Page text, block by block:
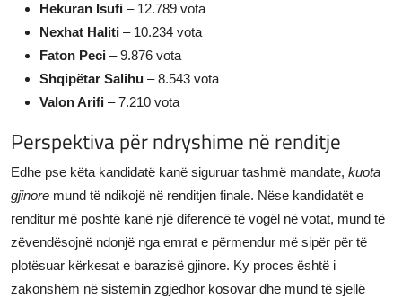
Hekuran Isufi – 12.789 vota
Nexhat Haliti – 10.234 vota
Faton Peci – 9.876 vota
Shqipëtar Salihu – 8.543 vota
Valon Arifi – 7.210 vota
Perspektiva për ndryshime në renditje
Edhe pse këta kandidatë kanë siguruar tashmë mandate, kuota
gjinore mund të ndikojë në renditjen finale. Nëse kandidatët e
renditur më poshtë kanë një diferencë të vogël në votat, mund të
zëvendësojnë ndonjë nga emrat e përmendur më sipër për të
plotësuar kërkesat e barazisë gjinore. Ky proces është i
zakonshëm në sistemin zgjedhor kosovar dhe mund të sjellë